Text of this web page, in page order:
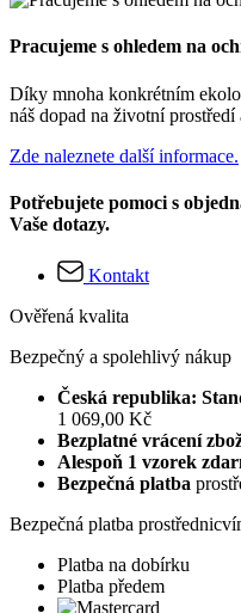
Pracujeme s ohledem na
Díky mnoha konkrétním
náš dopad na životní prostředí
Zde naleznete další informace.
Potřebujete pomoci s
Vaše dotazy.
Kontakt
Ověřená kvalita
Bezpečný a spolehlivý nákup
Česká republika:
1 069,00 Kč
Bezplatné vrácení
Alespoň 1 vzorek
Bezpečná platba
Bezpečná platba
Platba na dobírku
Platba předem